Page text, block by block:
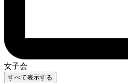
女子会
すべて表示する